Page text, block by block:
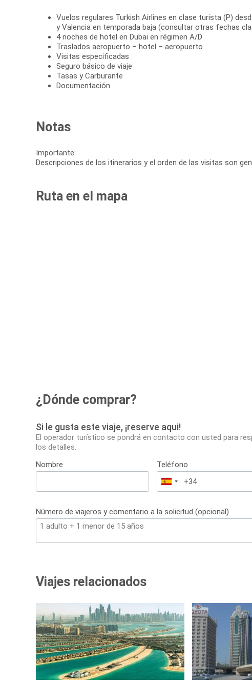
Vuelos regulares Turkish Airlines en clase turista (P)
y Valencia en temporada baja (consultar otras fechas
4 noches de hotel en Dubai en régimen A/D
Traslados aeropuerto – hotel – aeropuerto
Visitas especificadas
Seguro básico de viaje
Tasas y Carburante
Documentación
Notas
Importante:
Descripciones de los itinerarios y el orden de las visitas son
Ruta en el mapa
¿Dónde comprar?
Si le gusta este viaje, ¡reserve aqui!
El operador turístico se pondrá en contacto con usted para
los detalles.
Nombre
Teléfono
España
+34
Número de viajeros y comentario a la solicitud (opcional)
Viajes relacionados